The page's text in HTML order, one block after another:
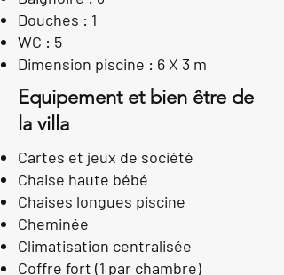
Douches : 1
WC : 5
Dimension piscine : 6 X 3 m
Equipement et bien être de
la villa
Cartes et jeux de société
Chaise haute bébé
Chaises longues piscine
Cheminée
Climatisation centralisée
Coffre fort (1 par chambre)